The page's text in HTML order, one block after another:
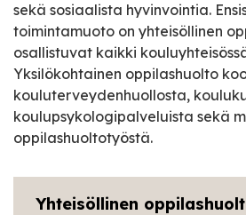
sekä sosiaalista hyvinvointia.
toimintamuoto on yhteisöllinen
osallistuvat kaikki
Yksilökohtainen oppilashuolto
kouluterveydenhuollosta,
koulupsykologipalveluista sekä
oppilashuoltotyöstä.
Yhteisöllinen